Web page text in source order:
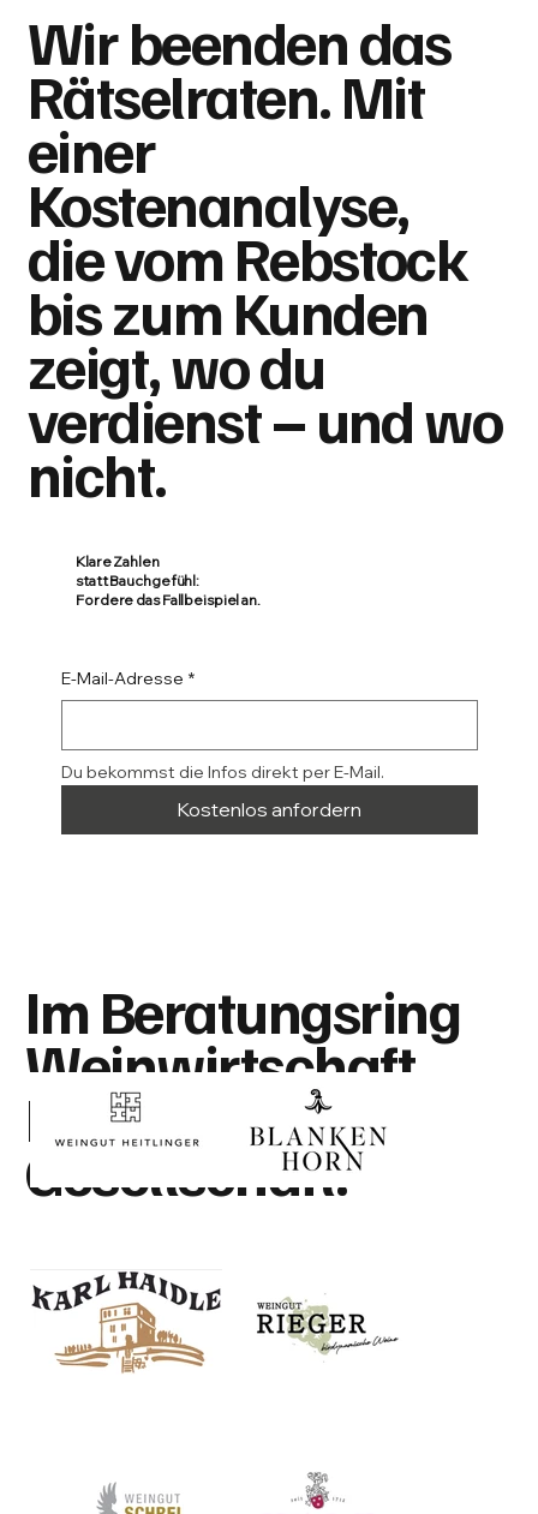
Klare Zahlen
statt Bauchgefühl:
Fordere das Fallbeispiel an.
E-Mail-Adresse *
Du bekommst die Infos direkt per E-Mail.
Kostenlos anfordern
Wir beenden das
Rätselraten. Mit
einer
Kostenanalyse,
die vom Rebstock
bis zum Kunden
zeigt, wo du
verdienst – und wo
nicht.
Im Beratungsring
Weinwirtschaft
bist du in guter
Gesellschaft.